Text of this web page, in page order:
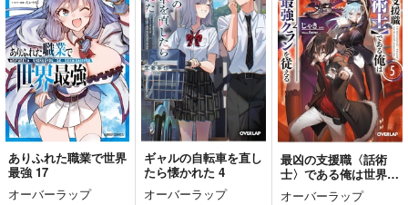
ありふれた職業で世界
最強 17
オーバーラップ
ギャルの自転車を直し
たら懐かれた 4
オーバーラップ
最凶の支援職〈話術
士〉である俺は世界最
強クランを従える 5
オーバーラップ